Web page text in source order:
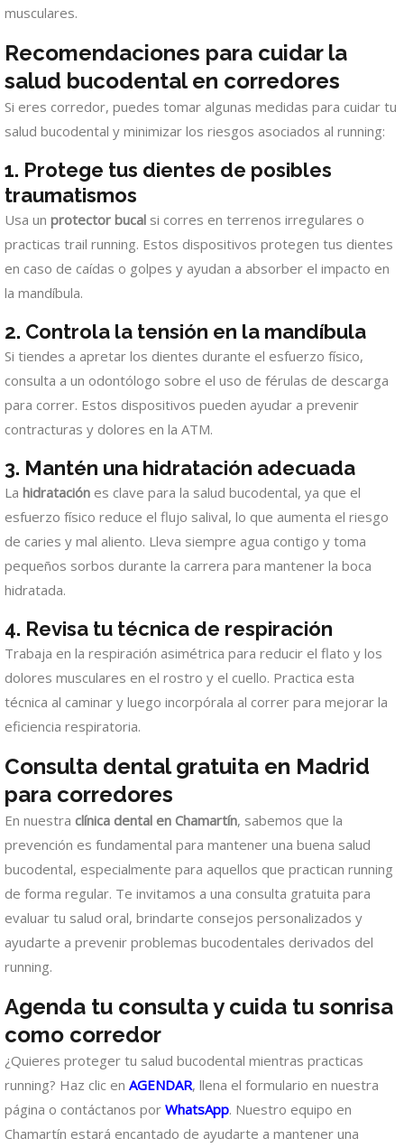
musculares.
Recomendaciones para cuidar la
salud bucodental en corredores
Si eres corredor, puedes tomar algunas medidas para cuidar tu
salud bucodental y minimizar los riesgos asociados al running:
1. Protege tus dientes de posibles
traumatismos
Usa un protector bucal si corres en terrenos irregulares o
practicas trail running. Estos dispositivos protegen tus dientes
en caso de caídas o golpes y ayudan a absorber el impacto en
la mandíbula.
2. Controla la tensión en la mandíbula
Si tiendes a apretar los dientes durante el esfuerzo físico,
consulta a un odontólogo sobre el uso de férulas de descarga
para correr. Estos dispositivos pueden ayudar a prevenir
contracturas y dolores en la ATM.
3. Mantén una hidratación adecuada
La hidratación es clave para la salud bucodental, ya que el
esfuerzo físico reduce el flujo salival, lo que aumenta el riesgo
de caries y mal aliento. Lleva siempre agua contigo y toma
pequeños sorbos durante la carrera para mantener la boca
hidratada.
4. Revisa tu técnica de respiración
Trabaja en la respiración asimétrica para reducir el flato y los
dolores musculares en el rostro y el cuello. Practica esta
técnica al caminar y luego incorpórala al correr para mejorar la
eficiencia respiratoria.
Consulta dental gratuita en Madrid
para corredores
En nuestra clínica dental en Chamartín, sabemos que la
prevención es fundamental para mantener una buena salud
bucodental, especialmente para aquellos que practican running
de forma regular. Te invitamos a una consulta gratuita para
evaluar tu salud oral, brindarte consejos personalizados y
ayudarte a prevenir problemas bucodentales derivados del
running.
Agenda tu consulta y cuida tu sonrisa
como corredor
¿Quieres proteger tu salud bucodental mientras practicas
running? Haz clic en AGENDAR, llena el formulario en nuestra
página o contáctanos por WhatsApp. Nuestro equipo en
Chamartín estará encantado de ayudarte a mantener una